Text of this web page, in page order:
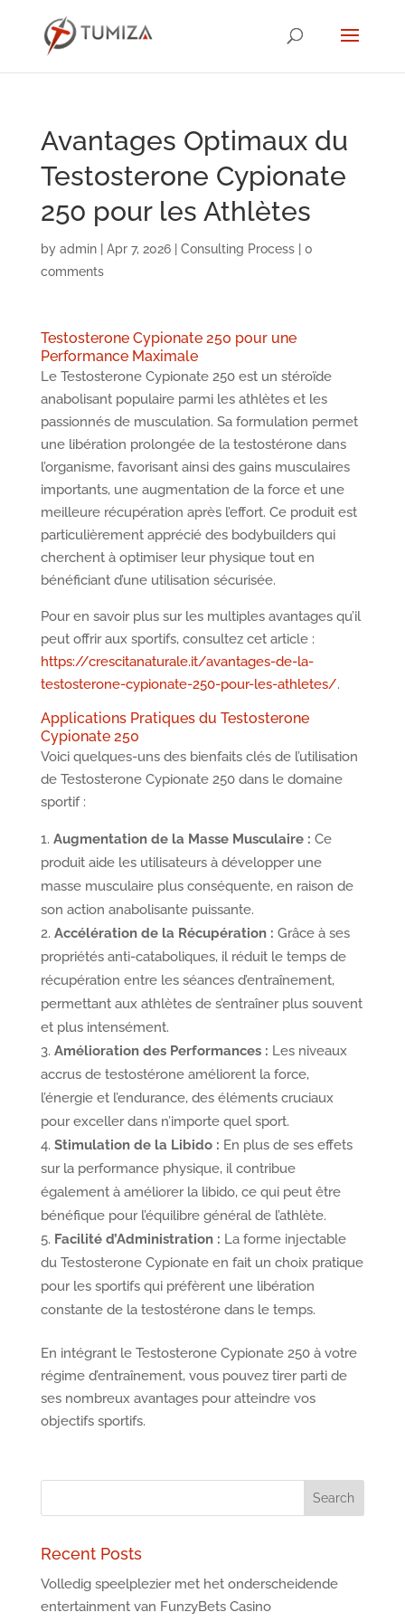
Avantages Optimaux du
Testosterone Cypionate
250 pour les Athlètes
by admin| Apr 7, 2026| Consulting Process| 0
comments
Testosterone Cypionate 250 pour une
Performance Maximale
Le Testosterone Cypionate 250 est un stéroïde
anabolisant populaire parmi les athlètes et les
passionnés de musculation. Sa formulation permet
une libération prolongée de la testostérone dans
l’organisme, favorisant ainsi des gains musculaires
importants, une augmentation de la force et une
meilleure récupération après l’effort. Ce produit est
particulièrement apprécié des bodybuilders qui
cherchent à optimiser leur physique tout en
bénéficiant d’une utilisation sécurisée.
Pour en savoir plus sur les multiples avantages qu’il
peut offrir aux sportifs, consultez cet article :
https://crescitanaturale.it/avantages-de-la-
testosterone-cypionate-250-pour-les-athletes/.
Applications Pratiques du Testosterone
Cypionate 250
Voici quelques-uns des bienfaits clés de l’utilisation
de Testosterone Cypionate 250 dans le domaine
sportif :
Augmentation de la Masse Musculaire : Ce
produit aide les utilisateurs à développer une
masse musculaire plus conséquente, en raison de
son action anabolisante puissante.
Accélération de la Récupération : Grâce à ses
propriétés anti-cataboliques, il réduit le temps de
récupération entre les séances d’entraînement,
permettant aux athlètes de s’entraîner plus souvent
et plus intensément.
Amélioration des Performances : Les niveaux
accrus de testostérone améliorent la force,
l’énergie et l’endurance, des éléments cruciaux
pour exceller dans n’importe quel sport.
Stimulation de la Libido : En plus de ses effets
sur la performance physique, il contribue
également à améliorer la libido, ce qui peut être
bénéfique pour l’équilibre général de l’athlète.
Facilité d’Administration : La forme injectable
du Testosterone Cypionate en fait un choix pratique
pour les sportifs qui préfèrent une libération
constante de la testostérone dans le temps.
En intégrant le Testosterone Cypionate 250 à votre
régime d’entraînement, vous pouvez tirer parti de
ses nombreux avantages pour atteindre vos
objectifs sportifs.
Recent Posts
Volledig speelplezier met het onderscheidende
entertainment van FunzyBets Casino